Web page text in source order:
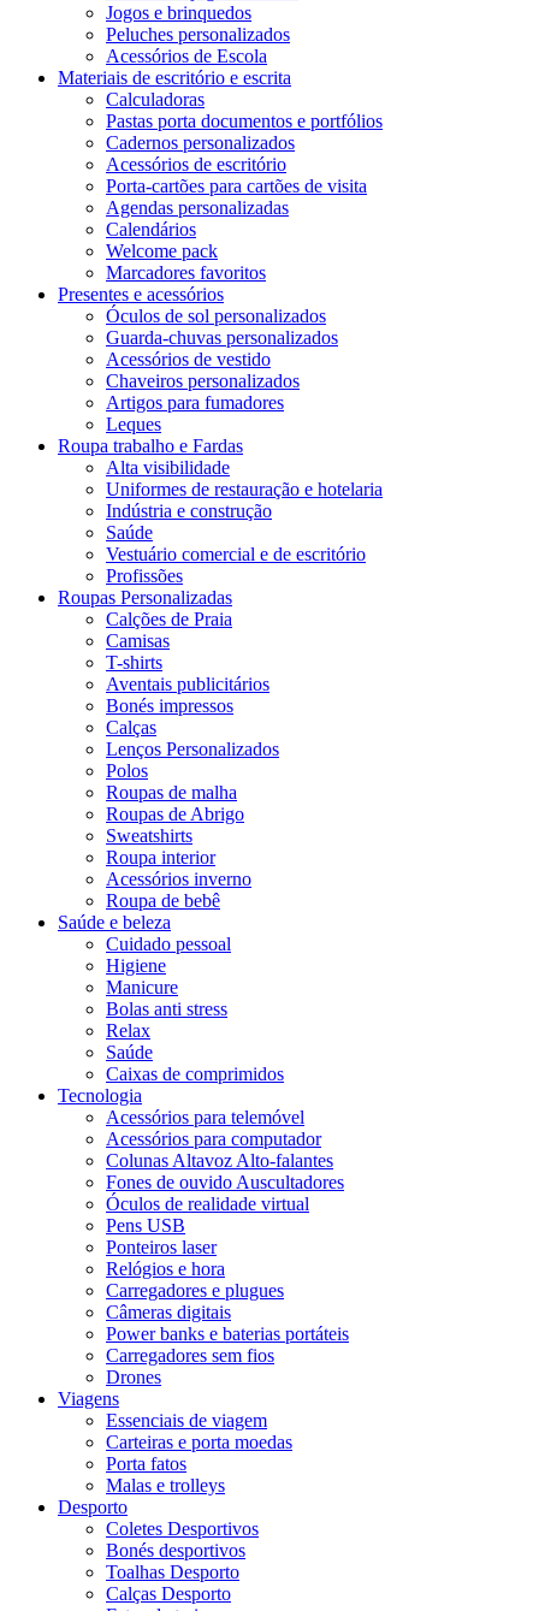
Jogos e brinquedos
Peluches personalizados
Acessórios de Escola
Materiais de escritório e escrita
Calculadoras
Pastas porta documentos e portfólios
Cadernos personalizados
Acessórios de escritório
Porta-cartões para cartões de visita
Agendas personalizadas
Calendários
Welcome pack
Marcadores favoritos
Presentes e acessórios
Óculos de sol personalizados
Guarda-chuvas personalizados
Acessórios de vestido
Chaveiros personalizados
Artigos para fumadores
Leques
Roupa trabalho e Fardas
Alta visibilidade
Uniformes de restauração e hotelaria
Indústria e construção
Saúde
Vestuário comercial e de escritório
Profissões
Roupas Personalizadas
Calções de Praia
Camisas
T-shirts
Aventais publicitários
Bonés impressos
Calças
Lenços Personalizados
Polos
Roupas de malha
Roupas de Abrigo
Sweatshirts
Roupa interior
Acessórios inverno
Roupa de bebê
Saúde e beleza
Cuidado pessoal
Higiene
Manicure
Bolas anti stress
Relax
Saúde
Caixas de comprimidos
Tecnologia
Acessórios para telemóvel
Acessórios para computador
Colunas Altavoz Alto-falantes
Fones de ouvido Auscultadores
Óculos de realidade virtual
Pens USB
Ponteiros laser
Relógios e hora
Carregadores e plugues
Câmeras digitais
Power banks e baterias portáteis
Carregadores sem fios
Drones
Viagens
Essenciais de viagem
Carteiras e porta moedas
Porta fatos
Malas e trolleys
Desporto
Coletes Desportivos
Bonés desportivos
Toalhas Desporto
Calças Desporto